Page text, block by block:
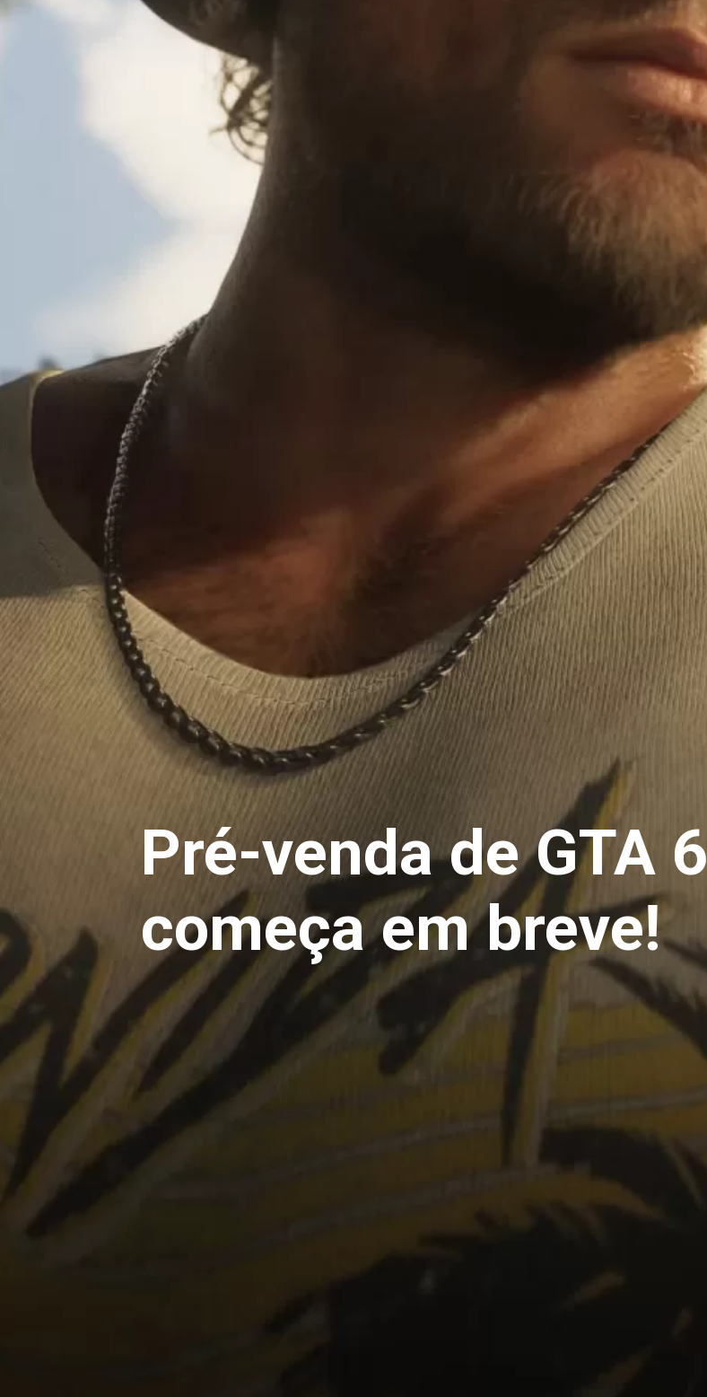
Pré-venda de GTA 6
começa em breve!